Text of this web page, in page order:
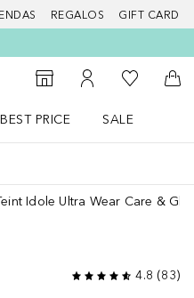
REGALOS GIFT CARD
Al Storefinder
Mi cuenta
Mi lista de
A
BEST PRICE
SALE
Idole Ultra Wear Care &
4.8 (83)